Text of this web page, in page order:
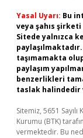
Yasal Uyarı: Bu
veya şahıs
Sitede yalnızca
taşımamakta
paylaşım
benzerlikleri
taslak halindedir
Sitemiz, 5651
Kurumu (BTK)
vermektedir. Bu